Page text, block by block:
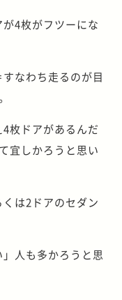
4枚がフツーにな
なわち走るのが目
枚ドアがあるんだ
宜しかろうと思い
は2ドアのセダン
人も多かろうと思